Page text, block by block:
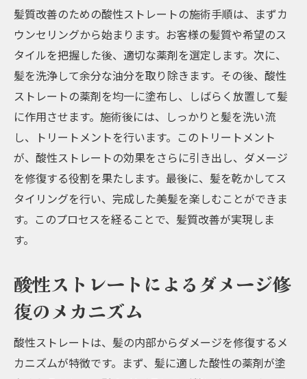
髪質改善のための酸性ストレートの施術手順は、まずカ
ウンセリングから始まります。お客様の髪質や希望のス
タイルを把握した後、適切な薬剤を選定します。次に、
髪を洗浄して余分な油分を取り除きます。その後、酸性
ストレートの薬剤を均一に塗布し、しばらく放置して髪
に作用させます。施術後には、しっかりと髪を洗い流
し、トリートメントを行います。このトリートメント
が、酸性ストレートの効果をさらに引き出し、ダメージ
を修復する役割を果たします。最後に、髪を乾かしてス
タイリングを行い、完成した美髪を楽しむことができま
す。このプロセスを経ることで、髪質改善が実現しま
す。
酸性ストレートによるダメージ修
復のメカニズム
酸性ストレートは、髪の内部からダメージを修復するメ
カニズムが特徴です。まず、髪に適した酸性の薬剤が塗